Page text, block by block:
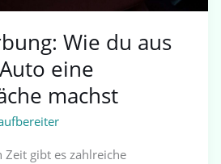
Wie du aus
eine
machst
Zeit gibt es zahlreiche